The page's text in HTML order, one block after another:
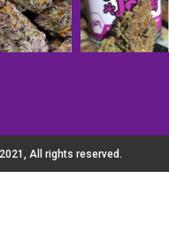
All rights reserved.